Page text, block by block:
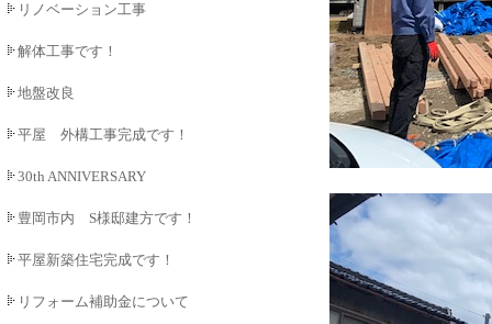
リノベーション工事
解体工事です！
地盤改良
平屋 外構工事完成です！
30th ANNIVERSARY
豊岡市内 S様邸建方です！
平屋新築住宅完成です！
リフォーム補助金について